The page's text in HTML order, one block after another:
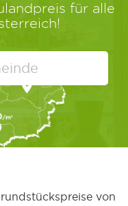
für alle
von